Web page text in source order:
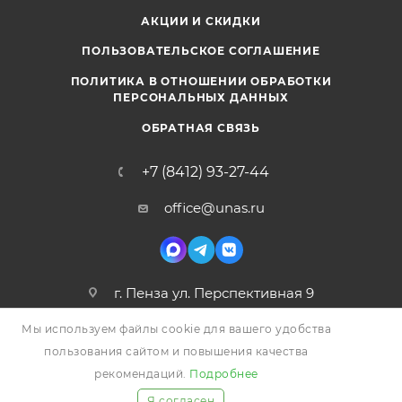
АКЦИИ И СКИДКИ
ПОЛЬЗОВАТЕЛЬСКОЕ СОГЛАШЕНИЕ
ПОЛИТИКА В ОТНОШЕНИИ ОБРАБОТКИ
ПЕРСОНАЛЬНЫХ ДАННЫХ
ОБРАТНАЯ СВЯЗЬ
+7 (8412) 93-27-44
office@unas.ru
г. Пенза ул. Перспективная 9
Мы используем файлы cookie для вашего удобства
пользования сайтом и повышения качества
рекомендаций. Подробнее